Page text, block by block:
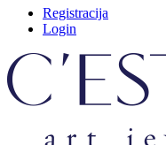
Registracija
Login